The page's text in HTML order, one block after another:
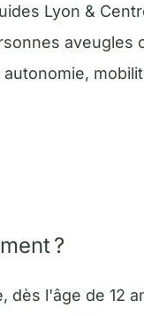
Lyon &
aveugles
?
dès l'âge de 12